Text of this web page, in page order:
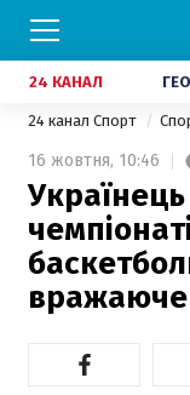
24 КАНАЛ
24 канал Спорт
16 жовтня, 10:46
вражаюче